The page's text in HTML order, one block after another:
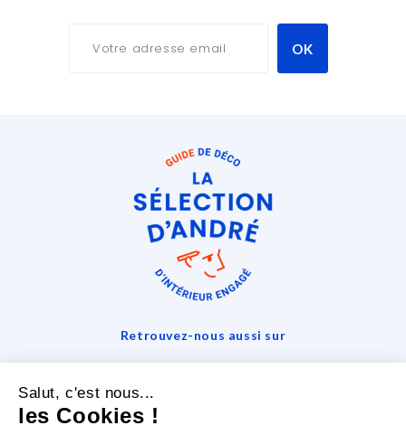
Retrouvez-nous aussi sur
La Sélection D'andré
Salut, c'est nous...
les Cookies !